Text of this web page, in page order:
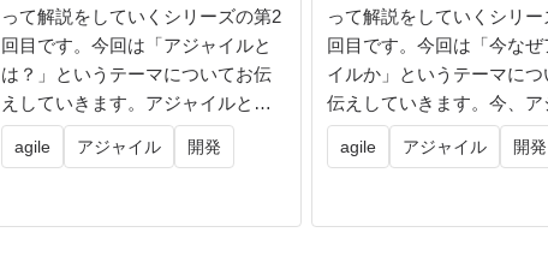
って解説をしていくシリーズの第2
回目です。今回は「アジャイルと
は？」というテーマについてお伝
えしていきます。アジャイルとい
う言葉...
agile アジャイル 開発
って解説をしていくシリー
回目です。今回は「今なぜ
イルか」というテーマにつ
伝えしていきます。今、ア
ルとい...
agile アジャイル 開発